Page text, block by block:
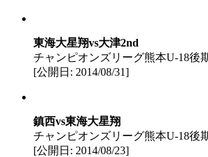
東海大星翔vs大津2nd
チャンピオンズリーグ熊本U-18後
[公開日: 2014/08/31]
鎮西vs東海大星翔
チャンピオンズリーグ熊本U-18後
[公開日: 2014/08/23]